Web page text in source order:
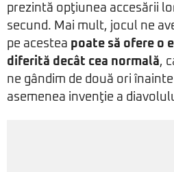
prezintă opţiunea accesării
secund. Mai mult, jocul ne
pe acestea poate să ofere o
diferită decât cea normală,
ne gândim de două ori
asemenea invenţie a